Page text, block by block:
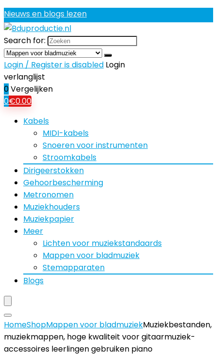
Nieuws en blogs lezen
Search for:
Login / Register is disabled Login
verlanglijst
0Vergelijken
0€0.00
Kabels
MIDI-kabels
Snoeren voor instrumenten
Stroomkabels
Dirigeerstokken
Gehoorbescherming
Metronomen
Muziekhouders
Muziekpapier
Meer
Lichten voor muziekstandaards
Mappen voor bladmuziek
Stemapparaten
Blogs
HomeShopMappen voor bladmuziekMuziekbestanden,
muziekmappen, hoge kwaliteit voor gitaarmuziek-
accessoires leerlingen gebruiken piano